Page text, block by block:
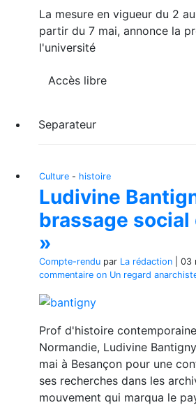
La mesure en vigueur du 2
partir du 7 mai, annonce la
l'université
Accès libre
Separateur
Culture - histoire
Ludivine
brassage social
»
Compte-rendu par La rédaction 03
commentaire on Un regard
Prof d'histoire
Normandie, Ludivine
mai à Besançon pour une
ses recherches dans les
mouvement qui marqua le